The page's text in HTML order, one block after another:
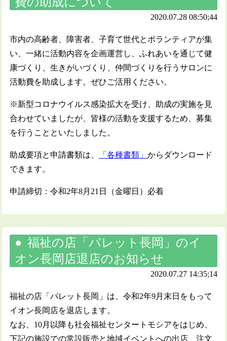
2020.07.28 08:50;44
市内の高齢者、障害者、子育て世代とボランティアが集
い、一緒に活動内容を企画運営し、ふれあいを通じて健
康づくり、生きがいづくり、仲間づくりを行うサロンに
活動費を助成します。ぜひご活用ください。
※新型コロナウイルス感染拡大を受け、助成の実施を見
合わせていましたが、皆様の活動を支援するため、募集
を行うことといたしました。
助成要項と申請書類は、 「各種書類」からダウンロード
できます。
申請締切：令和2年8月21日（金曜日）必着
福祉の店「パレット長岡」のイ
オン長岡店退店のお知らせ
2020.07.27 14:35;14
福祉の店「パレット長岡」は、令和2年9月末日をもって
イオン長岡店を退店します。
なお、10月以降も社会福祉センタートモシアをはじめ、
下記の施設での常設販売と地域イベントへの出店、注文